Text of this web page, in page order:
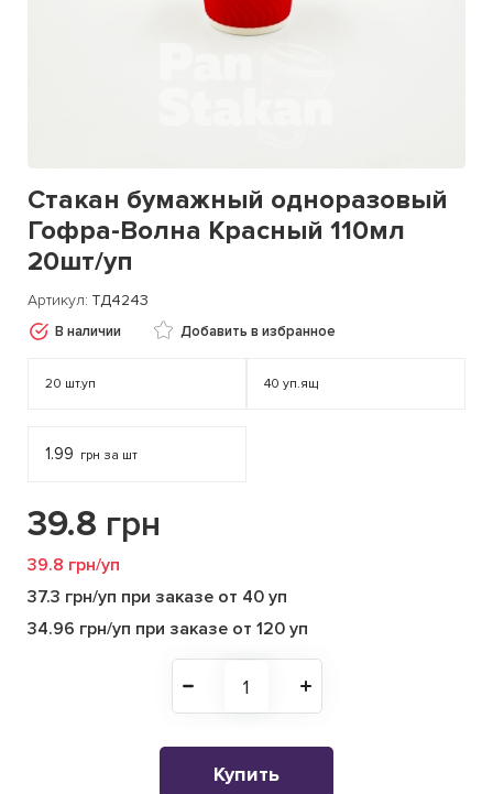
Стакан бумажный одноразовый
Гофра-Волна Красный 110мл
20шт/уп
Артикул ТД4243
В наличии Добавить в избранное
20 шт.уп 40 уп.ящ
1.99 грн за шт
39.8 грн
39.8 грн/уп
37.3 грн/уп при заказе от 40 уп
34.96 грн/уп при заказе от 120 уп
Купить